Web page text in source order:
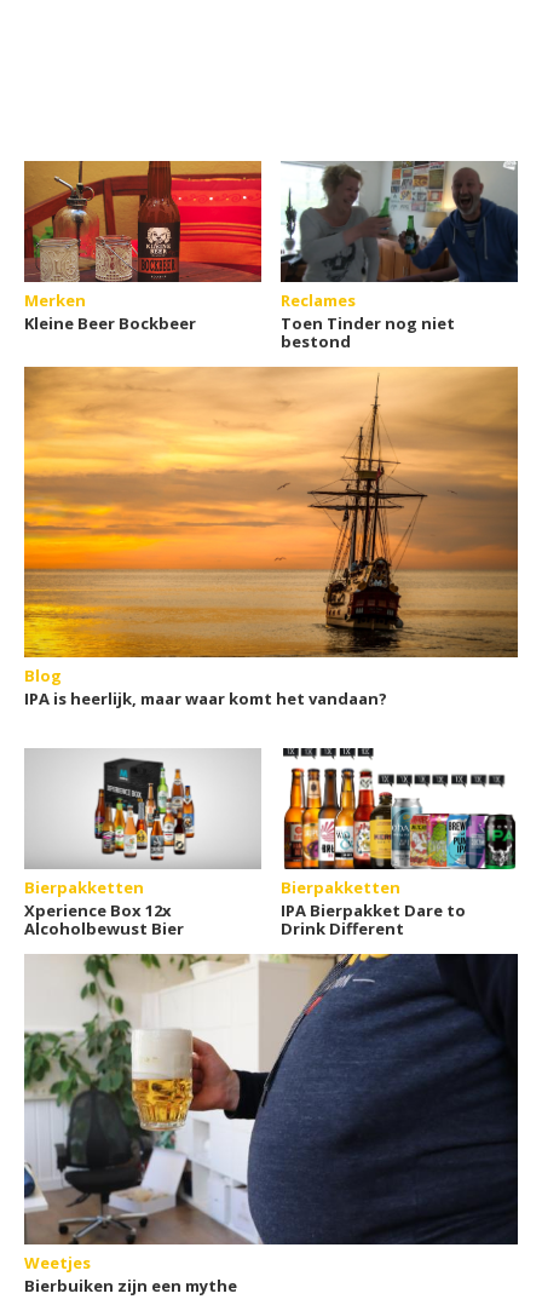
Merken
Kleine Beer Bockbeer
Reclames
Toen Tinder nog niet
bestond
Blog
IPA is heerlijk, maar waar komt het vandaan?
Bierpakketten
Xperience Box 12x
Alcoholbewust Bier
Bierpakketten
IPA Bierpakket Dare to
Drink Different
Weetjes
Bierbuiken zijn een mythe